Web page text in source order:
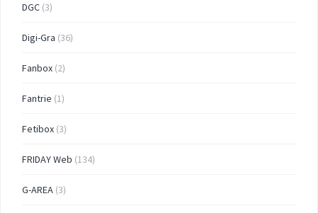
DGC (3)
Digi-Gra (36)
Fanbox (2)
Fantrie (1)
Fetibox (3)
FRIDAY Web (134)
G-AREA (3)